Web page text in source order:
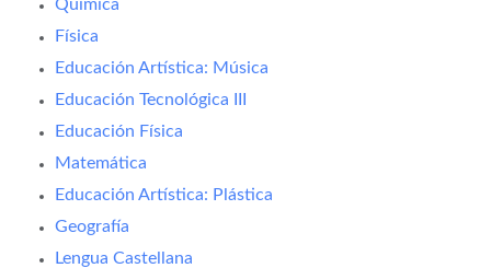
Química
Física
Educación Artística: Música
Educación Tecnológica III
Educación Física
Matemática
Educación Artística: Plástica
Geografía
Lengua Castellana